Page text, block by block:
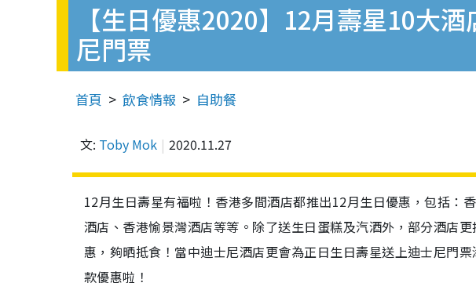
【生日優惠2020】12月壽星10大
尼門票
首頁 飲食情報 自助餐
文: Toby Mok 2020.11.27
12月生日壽星有福啦！香港多間酒店都推出12月生日優惠，包括：
酒店、香港愉景灣酒店等等。除了送生日蛋糕及汽酒外，部分酒店
惠，夠晒抵食！當中迪士尼酒店更會為正日生日壽星送上迪士尼門
款優惠啦！